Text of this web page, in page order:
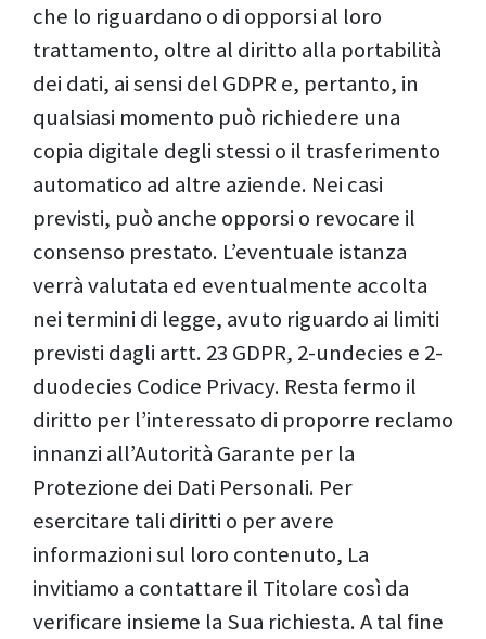
che lo riguardano o di opporsi al loro
trattamento, oltre al diritto alla portabilità
dei dati, ai sensi del GDPR e, pertanto, in
qualsiasi momento può richiedere una
copia digitale degli stessi o il trasferimento
automatico ad altre aziende. Nei casi
previsti, può anche opporsi o revocare il
consenso prestato. L’eventuale istanza
verrà valutata ed eventualmente accolta
nei termini di legge, avuto riguardo ai limiti
previsti dagli artt. 23 GDPR, 2-undecies e 2-
duodecies Codice Privacy. Resta fermo il
diritto per l’interessato di proporre reclamo
innanzi all’Autorità Garante per la
Protezione dei Dati Personali. Per
esercitare tali diritti o per avere
informazioni sul loro contenuto, La
invitiamo a contattare il Titolare così da
verificare insieme la Sua richiesta. A tal fine